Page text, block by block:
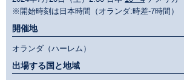
※開始時刻は日本時間（オランダ:時差-7時間）
開催地
オランダ（ハーレム）
出場する国と地域